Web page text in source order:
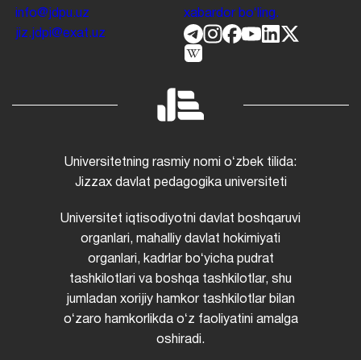
info@jdpu.uz
jiz.jdpi@exat.uz
xabardor boʻling.
Universitetning rasmiy nomi oʻzbek tilida:
Jizzax davlat pedagogika universiteti
Universitet iqtisodiyotni davlat boshqaruvi
organlari, mahalliy davlat hokimiyati
organlari, kadrlar boʻyicha pudrat
tashkilotlari va boshqa tashkilotlar, shu
jumladan xorijiy hamkor tashkilotlar bilan
oʻzaro hamkorlikda oʻz faoliyatini amalga
oshiradi.